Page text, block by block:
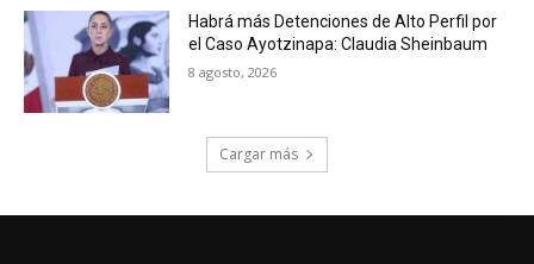
Habrá más Detenciones de Alto Perfil por
el Caso Ayotzinapa: Claudia Sheinbaum
8 agosto, 2026
Cargar más